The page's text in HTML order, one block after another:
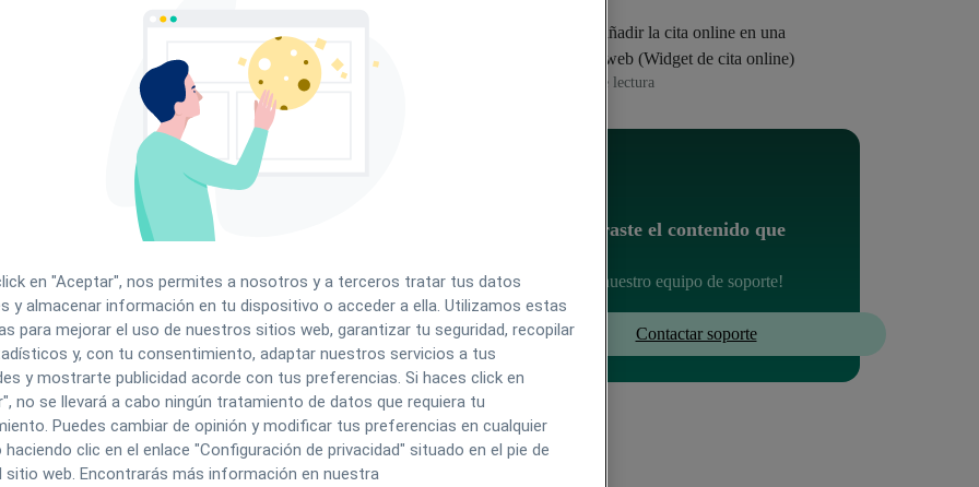
del TPV virtual y de Paygold
y pide que activen tu TPV virtual y Paygold.
nuestra entidad bancaria, el banco normalmente
el cual NO se podrá integrar con Clinic Cloud.
es que realicen un cargo con una tarjeta ficticia
comprobar que la pasarela de pago funciona
Cómo añadir la cita online en una
página web (Widget de cita online)
min de lectura
¿No encontraste el contenido que
Contacta con nuestro equipo de soporte!
Contactar soporte
en "Aceptar", nos permites a nosotros y a terceros tratar tus datos
y almacenar información en tu dispositivo o acceder a ella. Utilizamos estas
para mejorar el uso de nuestros sitios web, garantizar tu seguridad, recopilar
y, con tu consentimiento, adaptar nuestros servicios a tus
y mostrarte publicidad acorde con tus preferencias. Si haces click en
no se llevará a cabo ningún tratamiento de datos que requiera tu
Puedes cambiar de opinión y modificar tus preferencias en cualquier
clic en el enlace "Configuración de privacidad" situado en el pie de
sitio web. Encontrarás más información en nuestra